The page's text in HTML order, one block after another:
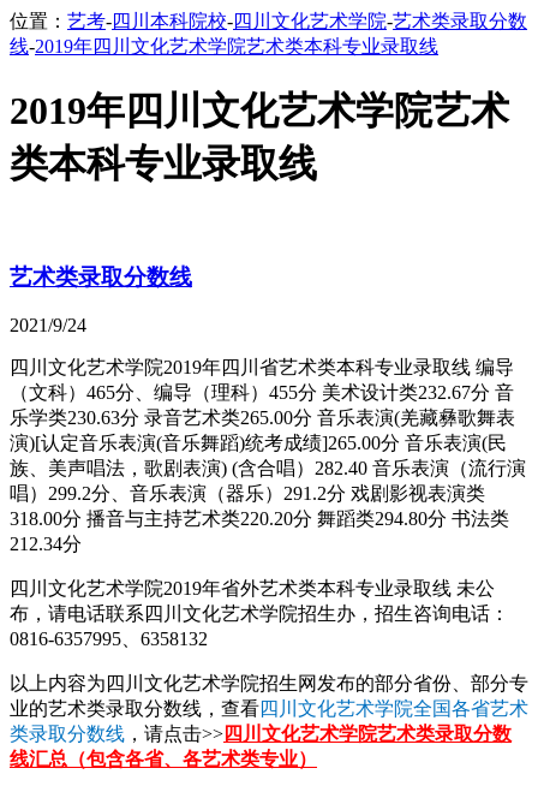
位置： 艺考-四川本科院校-四川文化艺术学院-艺术类录取分数
线-2019年四川文化艺术学院艺术类本科专业录取线
2019年四川文化艺术学院艺术
类本科专业录取线
艺术类录取分数线
2021/9/24
四川文化艺术学院2019年四川省艺术类本科专业录取线 编导
（文科）465分、编导（理科）455分 美术设计类232.67分 音
乐学类230.63分 录音艺术类265.00分 音乐表演(羌藏彝歌舞表
演)[认定音乐表演(音乐舞蹈)统考成绩]265.00分 音乐表演(民
族、美声唱法，歌剧表演) (含合唱）282.40 音乐表演（流行演
唱）299.2分、音乐表演（器乐）291.2分 戏剧影视表演类
318.00分 播音与主持艺术类220.20分 舞蹈类294.80分 书法类
212.34分
四川文化艺术学院2019年省外艺术类本科专业录取线 未公
布，请电话联系四川文化艺术学院招生办，招生咨询电话：
0816-6357995、6358132
以上内容为四川文化艺术学院招生网发布的部分省份、部分专
业的艺术类录取分数线，查看四川文化艺术学院全国各省艺术
类录取分数线 ，请点击>>四川文化艺术学院艺术类录取分数
线汇总（包含各省、各艺术类专业）